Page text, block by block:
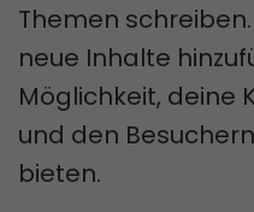
Themen
neue Inhalte
Möglichkeit, deine
und den
bieten.